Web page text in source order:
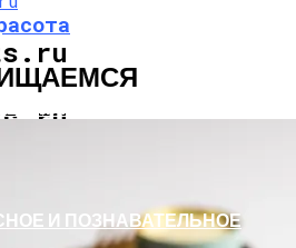
И КРАСОТА
И ПОЗНАВАТЕЛЬНОЕ